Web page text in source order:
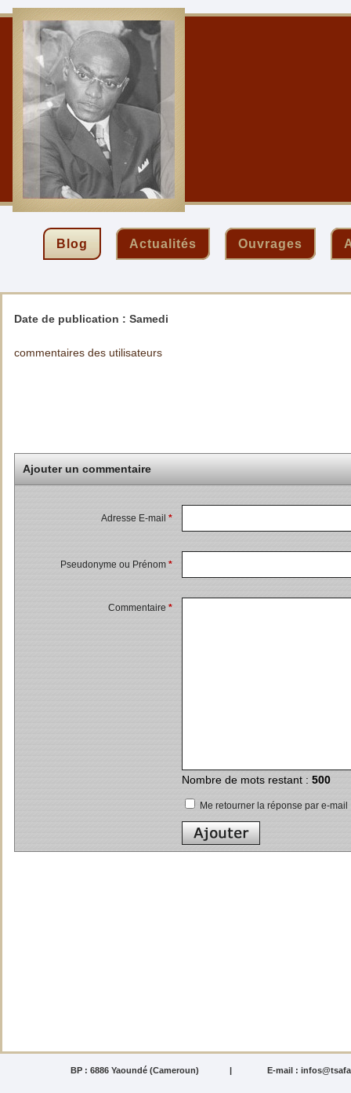
Blog Actualités Ouvrages
Date de publication : Samedi
commentaires des utilisateurs
Ajouter un commentaire
Adresse E-mail *
Pseudonyme ou Prénom *
Commentaire *
Nombre de mots restant : 500
Me retourner la réponse par e-mail
BP : 6886 Yaoundé (Cameroun) | E-mail :